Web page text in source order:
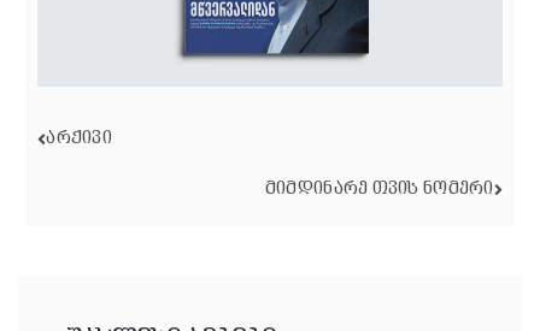
ᲐᲠᲥᲘᲕᲘ
ᲛᲘᲛᲓᲘᲜᲐᲠᲔ ᲗᲕᲘᲡ ᲜᲝᲛᲔᲠᲘ